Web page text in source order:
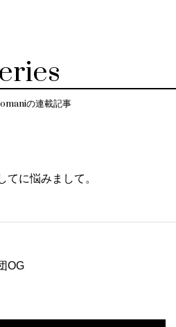
の連載記事
てに悩みまして。
OG